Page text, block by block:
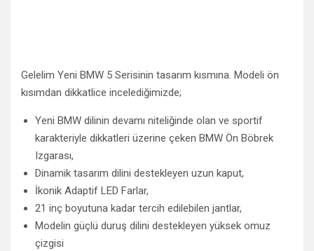
Gelelim Yeni BMW 5 Serisinin tasarım kısmına. Modeli ön
kısımdan dikkatlice incelediğimizde;
Yeni BMW dilinin devamı niteliğinde olan ve sportif
karakteriyle dikkatleri üzerine çeken BMW Ön Böbrek
Izgarası,
Dinamik tasarım dilini destekleyen uzun kaput,
İkonik Adaptif LED Farlar,
21 inç boyutuna kadar tercih edilebilen jantlar,
Modelin güçlü duruş dilini destekleyen yüksek omuz
çizgisi